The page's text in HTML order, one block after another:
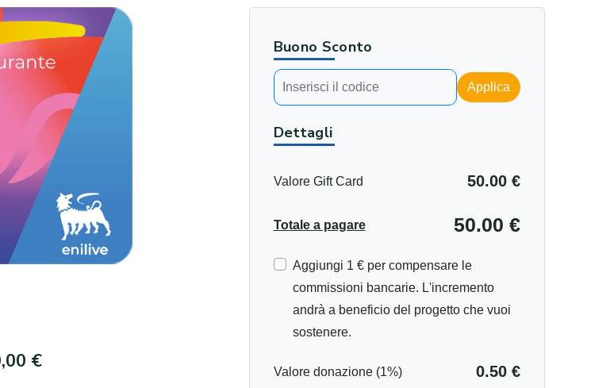
€
Buono Sconto
Applica
Dettagli
Valore Gift Card 50.00 €
Totale a pagare 50.00 €
Aggiungi 1 € per compensare le
commissioni bancarie. L'incremento
andrà a beneficio del progetto che vuoi
sostenere.
Valore donazione (1%) 0.50 €